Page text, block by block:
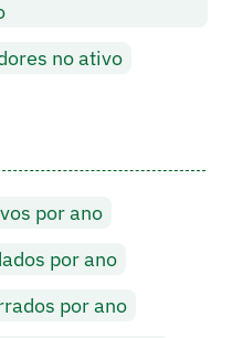
no ativo
por ano
por ano
por ano